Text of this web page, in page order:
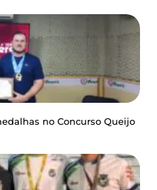
no Concurso Queijo